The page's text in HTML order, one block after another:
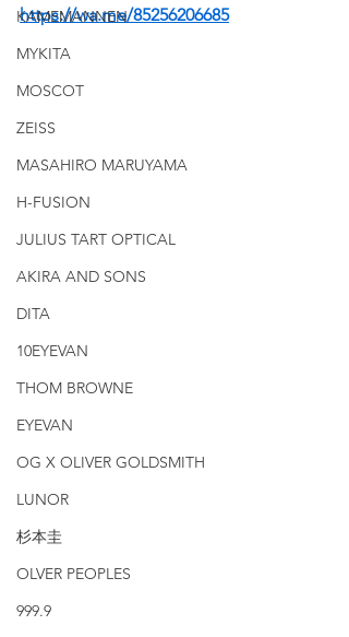
KAMEMANNEN
MYKITA
MOSCOT
ZEISS
MASAHIRO MARUYAMA
H-FUSION
JULIUS TART OPTICAL
AKIRA AND SONS
DITA
10EYEVAN
THOM BROWNE
EYEVAN
OG X OLIVER GOLDSMITH
LUNOR
杉本圭
OLVER PEOPLES
999.9
https://wa.me/85256206685